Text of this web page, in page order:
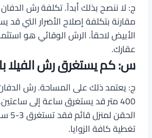
ج: لا ننصح بذلك أبداً. تكلفة رش
مقارنة بتكلفة إصلاح الأضرار التي قد
الأبيض لاحقاً. الرش الوقائي هو
عقارك.
س: كم يستغرق رش الفيلا
ج: يعتمد ذلك على المساحة. رش
400 متر قد يستغرق ساعة إلى
تغطية كافة الزوايا.